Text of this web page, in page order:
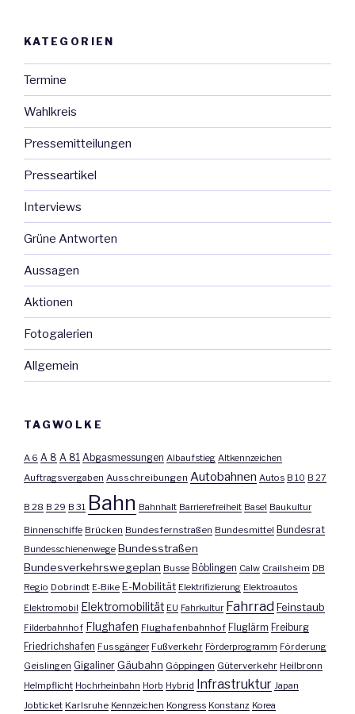
KATEGORIEN
Termine
Wahlkreis
Pressemitteilungen
Presseartikel
Interviews
Grüne Antworten
Aussagen
Aktionen
Fotogalerien
Allgemein
TAGWOLKE
A 6 A 8 A 81 Abgasmessungen Albaufstieg Altkennzeichen
Auftragsvergaben Ausschreibungen Autobahnen Autos B 10 B 27
B 28 B 29 B 31 Bahn Bahnhalt Barrierefreiheit Basel Baukultur
Binnenschiffe Brücken Bundesfernstraßen Bundesmittel Bundesrat
Bundesschienenwege Bundesstraßen
Bundesverkehrswegeplan Busse Böblingen Calw Crailsheim DB
Regio Dobrindt E-Bike E-Mobilität Elektrifizierung Elektroautos
Elektromobil Elektromobilität EU Fahrkultur FahrradFeinstaub
Filderbahnhof Flughafen Flughafenbahnhof Fluglärm Freiburg
Friedrichshafen Fussgänger Fußverkehr Förderprogramm Förderung
Geislingen Gigaliner Gäubahn Göppingen Güterverkehr Heilbronn
Helmpflicht Hochrheinbahn Horb Hybrid Infrastruktur Japan
Jobticket Karlsruhe Kennzeichen Kongress Konstanz Korea